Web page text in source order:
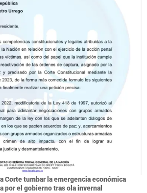
Corte tumbar la emergencia económica
por el gobierno tras ola invernal